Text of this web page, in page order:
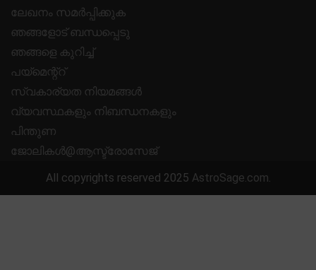
ലേഖനം സമർപ്പിക്കുക
ഞങ്ങളോട് ബന്ധപ്പെടു
ഞങ്ങളെ കുറിച്ച്
പയ്മെന്റ്റ്
സ്വകാര്യത നിയമങ്ങൾ
വ്യവസ്ഥകളും നിബന്ധനകളും
പിന്തുണ
ജോലികൾ@ആസ്ട്രോസേജ്
All copyrights reserved 2025 AstroSage.com.